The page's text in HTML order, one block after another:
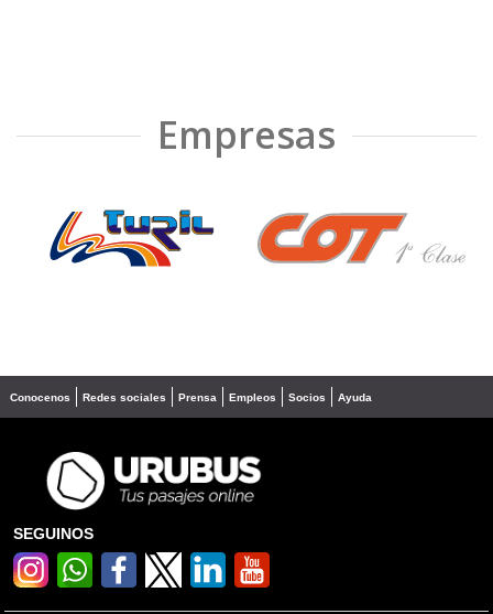
Empresas
❮ ❯
Conocenos Redes sociales Prensa Empleos Socios Ayuda
SEGUINOS